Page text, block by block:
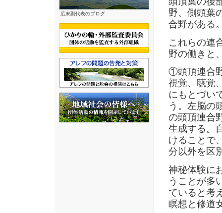
野、側頭葉
合野がある
これらの連
野の働きと
①頭頂連合
視覚、聴覚
にもとづい
う。左脳の
の頭頂連合
生成する。
けることで
分以外を区
神秘体験に
うことが多
ていると考
瞑想と修道
広末副代表のブログ